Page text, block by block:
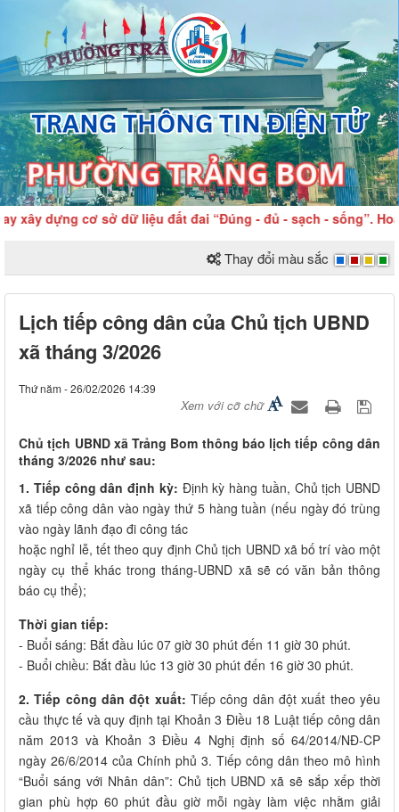
xây dựng cơ sở dữ liệu đất đai “Đúng - đủ - sạch - sống”.
Thay đổi màu sắc
Lịch tiếp công dân của Chủ tịch UBND
xã tháng 3/2026
Thứ năm - 26/02/2026 14:39
Xem với cỡ chữ
Chủ tịch UBND xã Trảng Bom thông báo lịch tiếp công dân
tháng 3/2026 như sau:
1. Tiếp công dân định kỳ: Định kỳ hàng tuần, Chủ tịch UBND
xã tiếp công dân vào ngày thứ 5 hàng tuần (nếu ngày đó trùng
vào ngày lãnh đạo đi công tác
hoặc nghỉ lễ, tết theo quy định Chủ tịch UBND xã bố trí vào một
ngày cụ thể khác trong tháng-UBND xã sẽ có văn bản thông
báo cụ thể);
Thời gian tiếp:
- Buổi sáng: Bắt đầu lúc 07 giờ 30 phút đến 11 giờ 30 phút.
- Buổi chiều: Bắt đầu lúc 13 giờ 30 phút đến 16 giờ 30 phút.
2. Tiếp công dân đột xuất: Tiếp công dân đột xuất theo yêu
cầu thực tế và quy định tại Khoản 3 Điều 18 Luật tiếp công dân
năm 2013 và Khoản 3 Điều 4 Nghị định số 64/2014/NĐ-CP
ngày 26/6/2014 của Chính phủ 3. Tiếp công dân theo mô hình
“Buổi sáng với Nhân dân”: Chủ tịch UBND xã sẽ sắp xếp thời
gian phù hợp 60 phút đầu giờ mỗi ngày làm việc nhằm giải